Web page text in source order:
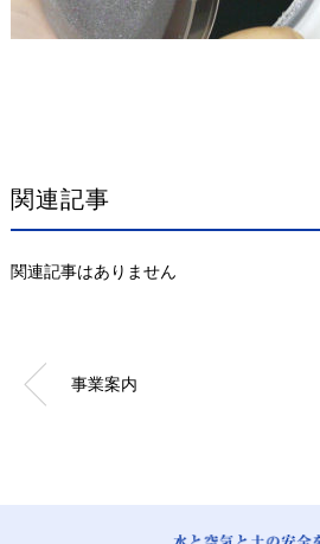
関連記事
関連記事はありません
事業案内